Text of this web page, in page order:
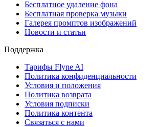
Бесплатное удаление фона
Бесплатная проверка музыки
Галерея промптов изображений
Новости и статьи
Поддержка
Тарифы Flyne AI
Политика конфиденциальности
Условия и положения
Политика возврата
Условия подписки
Политика контента
Связаться с нами